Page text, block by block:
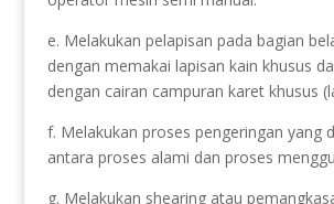
e. Melakukan pelapisan pada bagian
dengan memakai lapisan kain khusus
dengan cairan campuran karet khusus
f. Melakukan proses pengeringan yang
antara proses alami dan proses
g. Melakukan shearing atau